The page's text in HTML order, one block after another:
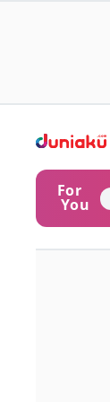
For
You